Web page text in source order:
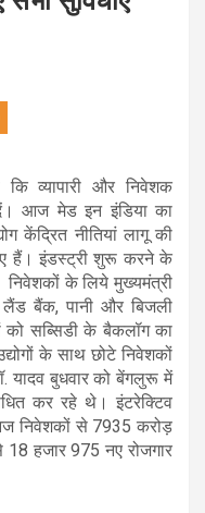
व्यापारी और निवेशक
आज मेड इन इंडिया का
केंद्रित नीतियां लागू की
हैं। इंडस्ट्री शुरू करने के
निवेशकों के लिये मुख्यमंत्री
लैंड बैंक, पानी और बिजली
को सब्सिडी के बैकलॉग का
के साथ छोटे निवेशकों
यादव बुधवार को बेंगलुरू में
कर रहे थे। इंटरेक्टिव
निवेशकों से 7935 करोड़
हजार 975 नए रोजगार